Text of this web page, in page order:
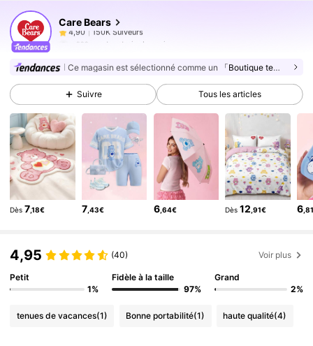
Care Bears
4,90
150K Suiveurs
s***mest en train de naviguer
4,90 150K Suiveurs
4,90 150K Suiveurs
4,90 150K Suiveurs
4,90 150K Suiveurs
4,90 150K Suiveurs
150K Suiveurs
4,90 150K Suiveurs
Ce magasin est sélectionné comme un 「Boutique tendance」
Suivre Tous les articles
Dès 7,18€ 7 ,43€ 6,64€ Dès 12 ,91€ 6
4,95 (40) Voir plus
Petit
1%
Fidèle à la taille
97%
Grand
2%
tenues de vacances(1) Bonne portabilité(1) haute qualité(4)